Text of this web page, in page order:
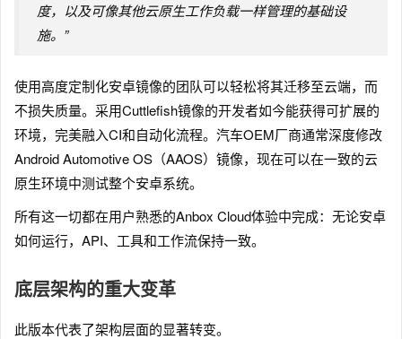
度，以及可像其他云原生工作负载一样管理的基础设
施。”
使用高度定制化安卓镜像的团队可以轻松将其迁移至云端，而
不损失质量。采用Cuttlefish镜像的开发者如今能获得可扩展的
环境，完美融入CI和自动化流程。汽车OEM厂商通常深度修改
Android Automotive OS（AAOS）镜像，现在可以在一致的云
原生环境中测试整个安卓系统。
所有这一切都在用户熟悉的Anbox Cloud体验中完成：无论安卓
如何运行，API、工具和工作流保持一致。
底层架构的重大变革
此版本代表了架构层面的显著转变。